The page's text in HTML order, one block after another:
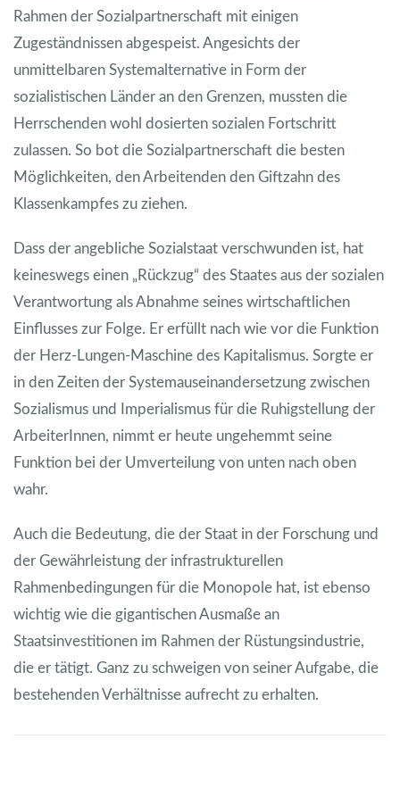
Rahmen der Sozialpartnerschaft mit einigen
Zugeständnissen abgespeist. Angesichts der
unmittelbaren Systemalternative in Form der
sozialistischen Länder an den Grenzen, mussten die
Herrschenden wohl dosierten sozialen Fortschritt
zulassen. So bot die Sozialpartnerschaft die besten
Möglichkeiten, den Arbeitenden den Giftzahn des
Klassenkampfes zu ziehen.
Dass der angebliche Sozialstaat verschwunden ist, hat
keineswegs einen „Rückzug“ des Staates aus der sozialen
Verantwortung als Abnahme seines wirtschaftlichen
Einflusses zur Folge. Er erfüllt nach wie vor die Funktion
der Herz-Lungen-Maschine des Kapitalismus. Sorgte er
in den Zeiten der Systemauseinandersetzung zwischen
Sozialismus und Imperialismus für die Ruhigstellung der
ArbeiterInnen, nimmt er heute ungehemmt seine
Funktion bei der Umverteilung von unten nach oben
wahr.
Auch die Bedeutung, die der Staat in der Forschung und
der Gewährleistung der infrastrukturellen
Rahmenbedingungen für die Monopole hat, ist ebenso
wichtig wie die gigantischen Ausmaße an
Staatsinvestitionen im Rahmen der Rüstungsindustrie,
die er tätigt. Ganz zu schweigen von seiner Aufgabe, die
bestehenden Verhältnisse aufrecht zu erhalten.